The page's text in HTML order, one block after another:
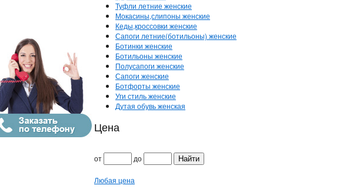
Туфли летние женские
Мокасины,слипоны женские
Кеды,кроссовки женские
Сапоги летние(ботильоны) женские
Ботинки женские
Ботильоны женские
Полусапоги женские
Сапоги женские
Ботфорты женские
Уги стиль женские
Дутая обувь женская
Цена
от до
Любая цена